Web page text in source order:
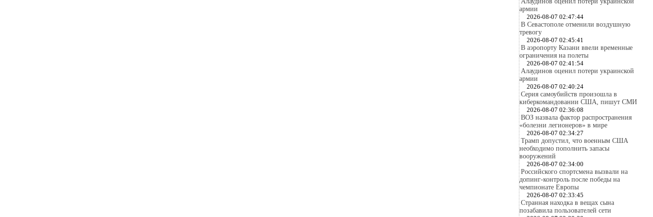
армии
2026-08-07 02:47:44
В Севастополе отменили воздушную
тревогу
2026-08-07 02:45:41
В аэропорту Казани ввели временные
ограничения на полеты
2026-08-07 02:41:54
Алаудинов оценил потери украинской
армии
2026-08-07 02:40:24
Серия самоубийств произошла в
киберкомандовании США, пишут СМИ
2026-08-07 02:36:08
ВОЗ назвала фактор распространения
«болезни легионеров» в мире
2026-08-07 02:34:27
Трамп допустил, что военным США
необходимо пополнить запасы
вооружений
2026-08-07 02:34:00
Российского спортсмена вызвали на
допинг-контроль после победы на
чемпионате Европы
2026-08-07 02:33:45
Странная находка в вещах сына
позабавила пользователей сети